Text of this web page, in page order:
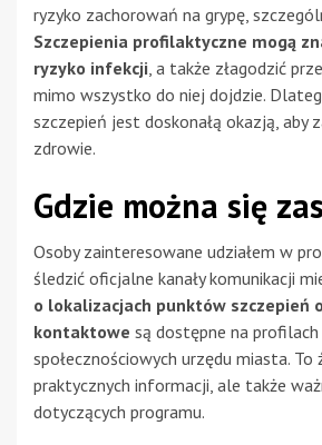
ryzyko zachorowań na grypę,
Szczepienia profilaktyczne mogą
ryzyko infekcji , a także złagodzić
mimo wszystko do niej dojdzie.
szczepień jest doskonałą okazją, aby
zdrowie.
Gdzie można się
Osoby zainteresowane udziałem w
śledzić oficjalne kanały komunikacji
o lokalizacjach punktów szczepień
kontaktowe są dostępne na profilach
społecznościowych urzędu miasta. To
praktycznych informacji, ale także
dotyczących programu.